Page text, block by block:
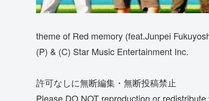
theme of Red memory (feat.Junpei
(P) & (C) Star Music Entertainment Inc.
許可なしに無断編集・無断投稿禁止
Please DO NOT reproduction or redistribute